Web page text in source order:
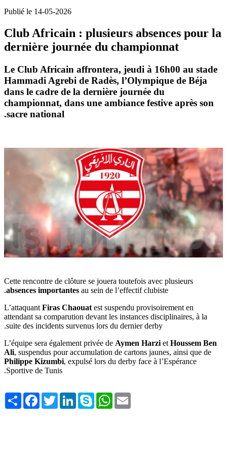
Publié le 14-05-2026
Club Africain : plusieurs absences pour la
dernière journée du championnat
Le Club Africain affrontera, jeudi à 16h00 au stade
Hammadi Agrebi de Radès, l’Olympique de Béja
dans le cadre de la dernière journée du
championnat, dans une ambiance festive après son
sacre national.
Cette rencontre de clôture se jouera toutefois avec plusieurs
absences importantes au sein de l’effectif clubiste.
L’attaquant Firas Chaouat est suspendu provisoirement en
attendant sa comparution devant les instances disciplinaires, à la
suite des incidents survenus lors du dernier derby.
L’équipe sera également privée de Aymen Harzi et Houssem Ben
Ali, suspendus pour accumulation de cartons jaunes, ainsi que de
Philippe Kizumbi, expulsé lors du derby face à l’Espérance
Sportive de Tunis.
Share FacebookTwitterLinkedInSkype WhatsApp